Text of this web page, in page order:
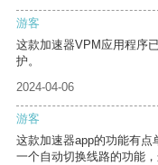
游客
这款加速器VPM应用程序
护。
2024-04-06
游客
这款加速器app的功能有点
一个自动切换线路的功能